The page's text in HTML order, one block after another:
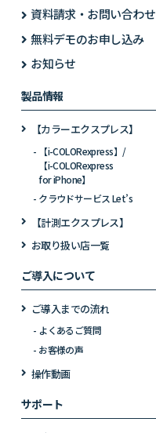
資料請求・お問い合わせ
無料デモのお申し込み
お知らせ
製品情報
【カラーエクスプレス】
【i-COLORexpress】/
【i-COLORexpress
for iPhone】
クラウドサービス Let’s
【計測エクスプレス】
お取り扱い店一覧
ご導入について
ご導入までの流れ
よくあるご質問
お客様の声
操作動画
サポート